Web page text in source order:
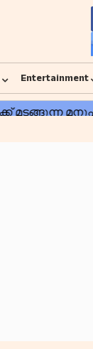
Entertainment